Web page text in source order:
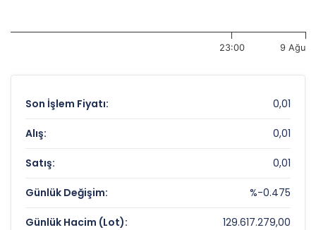
23:00 9 Ağu
Son İşlem Fiyatı: 0,01
Alış: 0,01
Satış: 0,01
Günlük Değişim: %-0.475
Günlük Hacim (Lot): 129.617.279,00